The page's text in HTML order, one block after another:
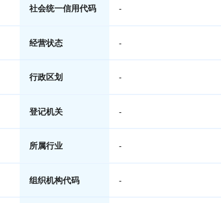
社会统一信用代码 -
经营状态 -
行政区划 -
登记机关 -
所属行业 -
组织机构代码 -